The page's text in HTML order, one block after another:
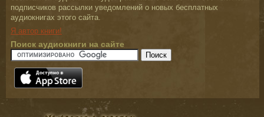
подписчиков рассылки уведомлений о новых бесплатных
аудиокнигах этого сайта.
Я автор книги!
Поиск аудиокниги на сайте